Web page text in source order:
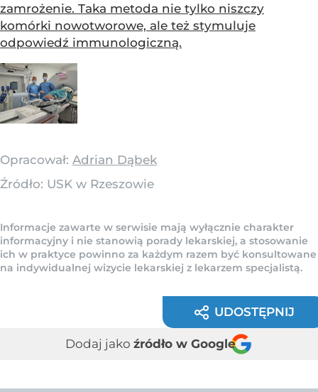
zamrożenie. Taka metoda nie tylko niszczy
komórki nowotworowe, ale też stymuluje
odpowiedź immunologiczną.
Opracował: Adrian Dąbek
Źródło: USK w Rzeszowie
Informacje zawarte w serwisie mają wyłącznie charakter
informacyjny i nie stanowią porady lekarskiej, a stosowanie
ich w praktyce powinno za każdym razem być konsultowane
na indywidualnej wizycie lekarskiej z lekarzem specjalistą.
UDOSTĘPNIJ
Dodaj jako źródło w Google